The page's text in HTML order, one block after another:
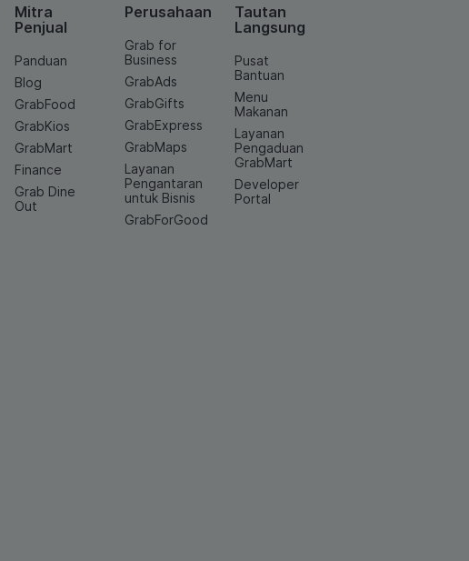
Mitra
Penjual
Panduan
Blog
GrabFood
GrabKios
GrabMart
Finance
Grab Dine
Out
Perusahaan
Grab for
Business
GrabAds
GrabGifts
GrabExpress
GrabMaps
Layanan
Pengantaran
untuk Bisnis
GrabForGood
Tautan
Langsung
Pusat
Bantuan
Menu
Makanan
Layanan
Pengaduan
GrabMart
Developer
Portal